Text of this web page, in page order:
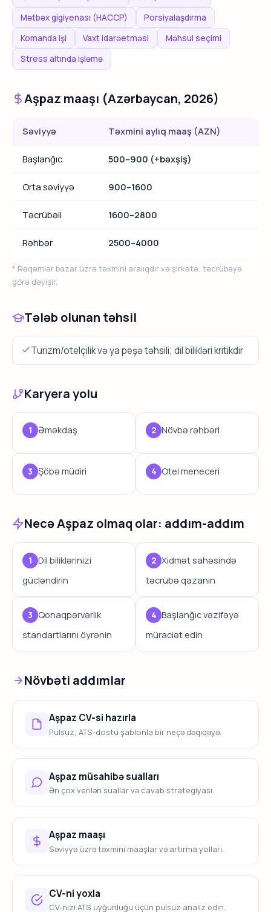
Mətbəx gigiyenası (HACCP)
Porsiyalaşdırma
Komanda işi
Vaxt idarəetməsi
Məhsul seçimi
Stress altında işləmə
Aşpaz maaşı (Azərbaycan, 2026)
Səviyyə Təxmini aylıq maaş (AZN)
Başlanğıc 500–900 (+bəxşiş)
Orta səviyyə 900–1600
Təcrübəli 1600–2800
Rəhbər 2500–4000
* Rəqəmlər bazar üzrə təxmini aralıqdır və şirkətə, təcrübəyə
görə dəyişir.
Tələb olunan təhsil
Turizm/otelçilik və ya peşə təhsili; dil bilikləri kritikdir
Karyera yolu
Əməkdaş Növbə rəhbəri
Şöbə müdiri Otel meneceri
Necə Aşpaz olmaq olar: addım-addım
Dil biliklərinizi
gücləndirin
Xidmət sahəsində
təcrübə qazanın
Qonaqpərvərlik
standartlarını öyrənin
Başlanğıc vəzifəyə
müraciət edin
Növbəti addımlar
Aşpaz CV-si hazırla
Pulsuz, ATS-dostu şablonla bir neçə dəqiqəyə.
Aşpaz müsahibə sualları
Ən çox verilən suallar və cavab strategiyası.
Aşpaz maaşı
Səviyyə üzrə təxmini maaşlar və artırma yolları.
CV-ni yoxla
CV-nizi ATS uyğunluğu üçün pulsuz analiz edin.